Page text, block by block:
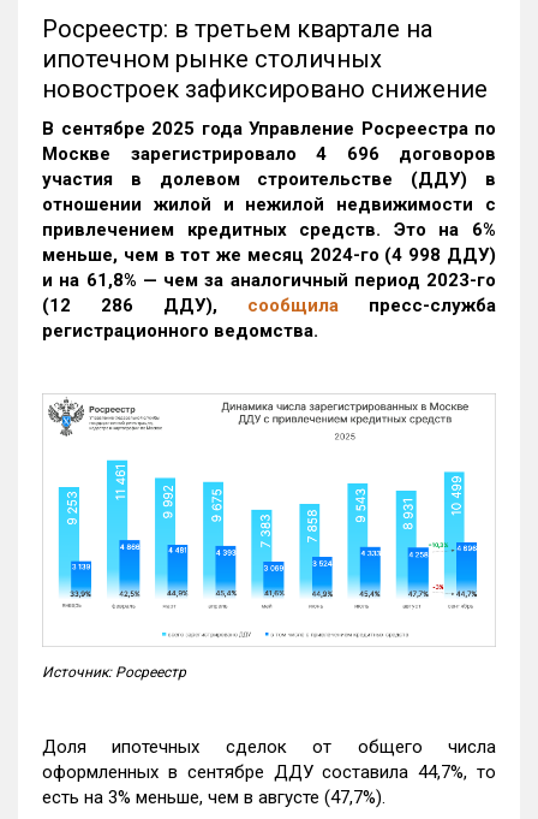
Росреестр: в третьем квартале на
ипотечном рынке столичных
новостроек зафиксировано снижение
В сентябре 2025 года Управление Росреестра по
Москве зарегистрировало 4 696 договоров
участия в долевом строительстве (ДДУ) в
отношении жилой и нежилой недвижимости с
привлечением кредитных средств. Это на 6%
меньше, чем в тот же месяц 2024-го (4 998 ДДУ)
и на 61,8% — чем за аналогичный период 2023-го
(12 286 ДДУ), сообщила пресс-служба
регистрационного ведомства.
Источник: Росреестр
Доля ипотечных сделок от общего числа
оформленных в сентябре ДДУ составила 44,7%, то
есть на 3% меньше, чем в августе (47,7%).